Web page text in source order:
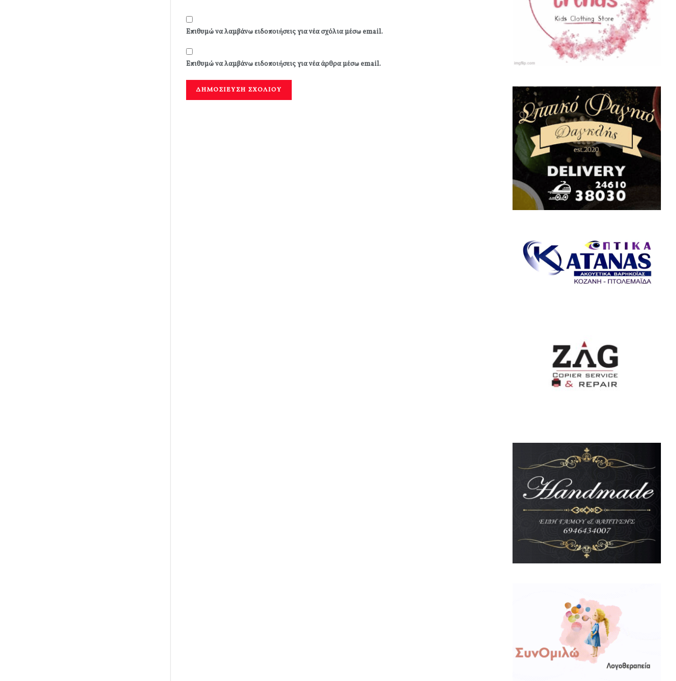
Επιθυμώ να λαμβάνω ειδοποιήσεις για νέα σχόλια μέσω email.
Επιθυμώ να λαμβάνω ειδοποιήσεις για νέα άρθρα μέσω email.